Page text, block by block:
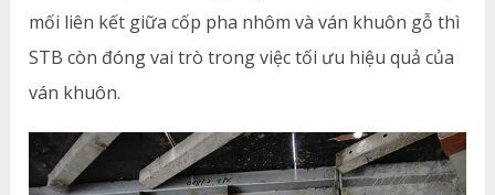
mối liên kết giữa cốp pha nhôm và ván khuôn gỗ thì
STB còn đóng vai trò trong việc tối ưu hiệu quả của
ván khuôn.